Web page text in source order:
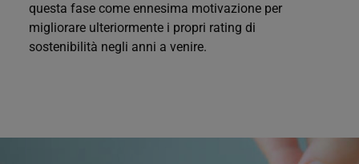
questa fase come ennesima motivazione per
migliorare ulteriormente i propri rating di
sostenibilità negli anni a venire.